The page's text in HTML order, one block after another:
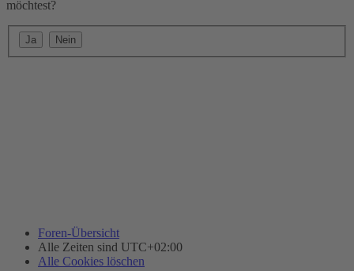
möchtest?
Foren-Übersicht
Alle Zeiten sind UTC+02:00
Alle Cookies löschen